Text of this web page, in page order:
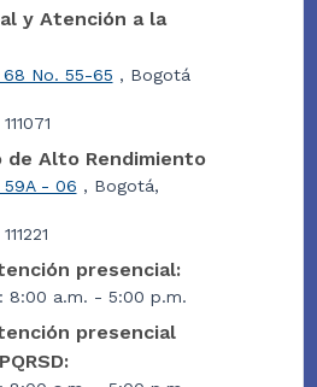
y Atención a la
68 No. 55-65 , Bogotá
de Alto Rendimiento
59A - 06 , Bogotá,
presencial:
8:00 a.m. - 5:00 p.m.
presencial